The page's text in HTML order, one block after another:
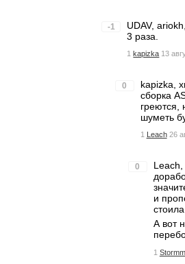
-1
UDAV,
3 раза.
1 kapizka 13
0
kapizka,
сборка
греются,
шуметь
1 Leach 26
0
Leach,
и
А вот
1